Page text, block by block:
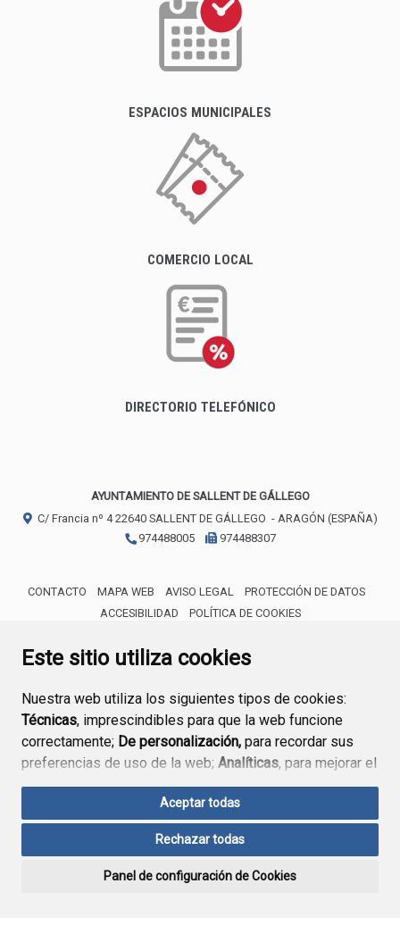
Este sitio utiliza cookies
Nuestra web utiliza los siguientes tipos de cookies:
Técnicas, imprescindibles para que la web funcione
correctamente; De personalización, para recordar sus
preferencias de uso de la web; Analíticas, para mejorar el
funcionamiento de la web y sus servicios.
Si acepta pulsando el botón“Aceptar todas”
consideramos que acepta su uso. Si pulsa el botón
ninguna acción, se guardarán las cookies técnicas
Aceptar todas
Rechazar todas
Panel de configuración de Cookies
ESPACIOS MUNICIPALES
COMERCIO LOCAL
DIRECTORIO TELEFÓNICO
AYUNTAMIENTO DE SALLENT DE GÁLLEGO
C/ Francia nº 422640 SALLENT DE GÁLLEGO - ARAGÓN (ESPAÑA)
974488005
974488307
CONTACTO MAPA WEB AVISO LEGAL
PROTECCIÓN DE DATOS
ACCESIBILIDAD
POLÍTICA DE COOKIES